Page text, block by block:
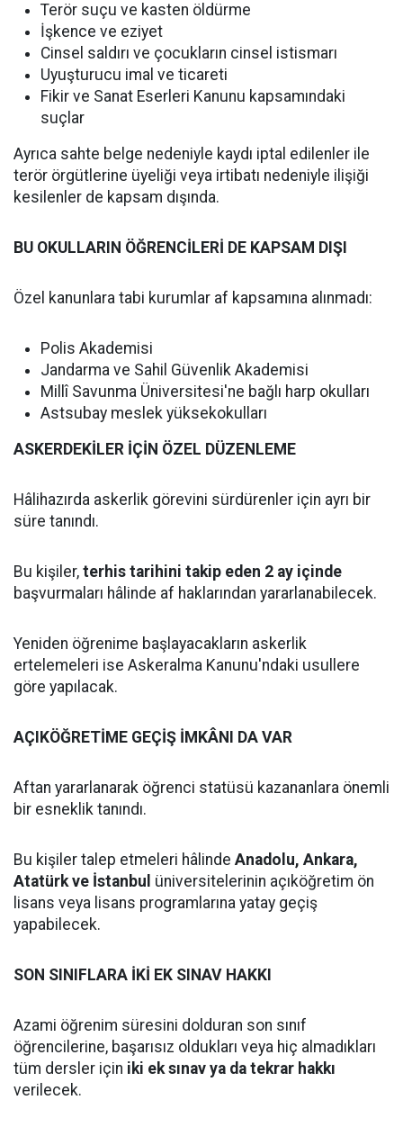
Terör suçu ve kasten öldürme
İşkence ve eziyet
Cinsel saldırı ve çocukların cinsel istismarı
Uyuşturucu imal ve ticareti
Fikir ve Sanat Eserleri Kanunu kapsamındaki
suçlar
Ayrıca sahte belge nedeniyle kaydı iptal edilenler ile
terör örgütlerine üyeliği veya irtibatı nedeniyle ilişiği
kesilenler de kapsam dışında.
BU OKULLARIN ÖĞRENCİLERİ DE KAPSAM DIŞI
Özel kanunlara tabi kurumlar af kapsamına alınmadı:
Polis Akademisi
Jandarma ve Sahil Güvenlik Akademisi
Millî Savunma Üniversitesi'ne bağlı harp okulları
Astsubay meslek yüksekokulları
ASKERDEKİLER İÇİN ÖZEL DÜZENLEME
Hâlihazırda askerlik görevini sürdürenler için ayrı bir
süre tanındı.
Bu kişiler, terhis tarihini takip eden 2 ay içinde
başvurmaları hâlinde af haklarından yararlanabilecek.
Yeniden öğrenime başlayacakların askerlik
ertelemeleri ise Askeralma Kanunu'ndaki usullere
göre yapılacak.
AÇIKÖĞRETİME GEÇİŞ İMKÂNI DA VAR
Aftan yararlanarak öğrenci statüsü kazananlara önemli
bir esneklik tanındı.
Bu kişiler talep etmeleri hâlinde Anadolu, Ankara,
Atatürk ve İstanbul üniversitelerinin açıköğretim ön
lisans veya lisans programlarına yatay geçiş
yapabilecek.
SON SINIFLARA İKİ EK SINAV HAKKI
Azami öğrenim süresini dolduran son sınıf
öğrencilerine, başarısız oldukları veya hiç almadıkları
tüm dersler için iki ek sınav ya da tekrar hakkı
verilecek.